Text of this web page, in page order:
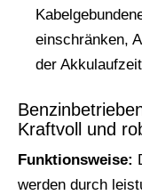
einschränken,
der
Kraftvoll und
Funktionsweise:
werden durch